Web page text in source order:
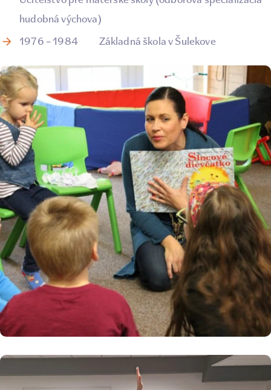
hudobná výchova)
1976 – 1984 Základná škola v Šulekove